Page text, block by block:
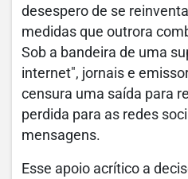
desespero de se
medidas que outrora
Sob a bandeira de uma
internet", jornais e
censura uma saída para
perdida para as redes
mensagens.
Esse apoio acrítico a